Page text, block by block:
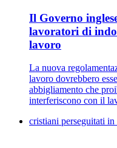
Il Governo
lavoratori di
lavoro
La nuova
lavoro dovrebbero
abbigliamento che
interferiscono con il
cristiani perseguitati in